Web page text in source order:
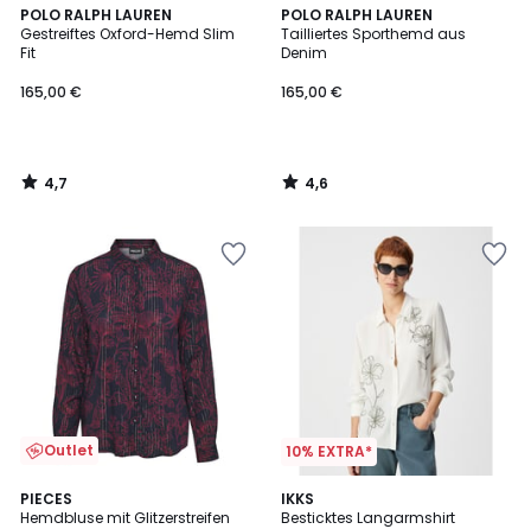
POLO RALPH LAUREN
Gestreiftes Oxford-Hemd Slim
Fit
165,00 €
4,7
/ 5
4,7
/
POLO RALPH LAUREN
Tailliertes Sporthemd aus
Denim
165,00 €
4,6
/ 5
4,6
/
Outlet
PIECES
Hemdbluse mit Glitzerstreifen
4
/
10% EXTRA*
IKKS
Besticktes Langarmshirt